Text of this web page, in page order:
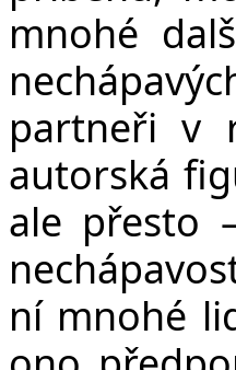
mnohé
partneři v
autorská
ale přesto
ní mnohé